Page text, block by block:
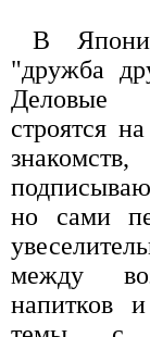
В
"дружба
Деловые
строятся
но сами
между
напитков